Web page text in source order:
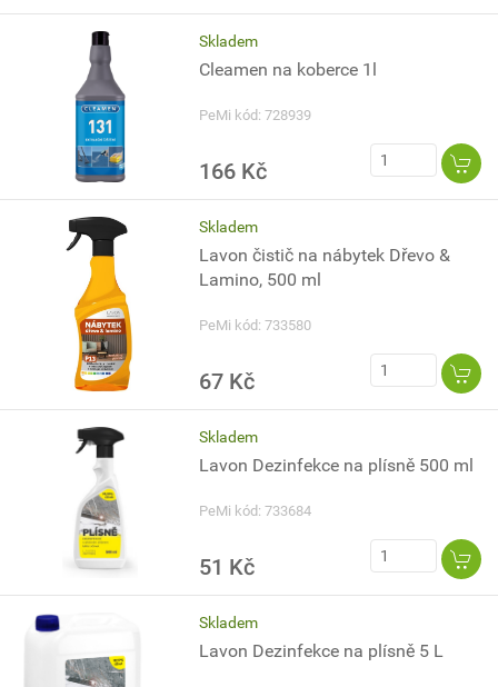
Skladem
Cleamen na koberce 1l
PeMi kód: 728939
166 Kč
Skladem
Lavon čistič na nábytek Dřevo &
Lamino, 500 ml
PeMi kód: 733580
67 Kč
Skladem
Lavon Dezinfekce na plísně 500 ml
PeMi kód: 733684
51 Kč
Skladem
Lavon Dezinfekce na plísně 5 L